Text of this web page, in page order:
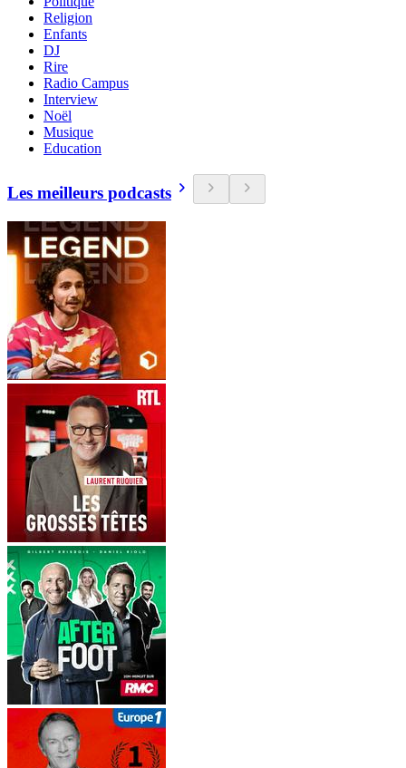
Religion
Enfants
DJ
Rire
Radio Campus
Interview
Noël
Musique
Education
Les meilleurs podcasts